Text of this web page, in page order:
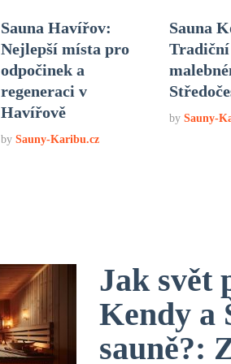
Sauna Havířov:
Nejlepší místa pro
odpočinek a
regeneraci v
Havířově
by Sauny-Karibu.cz
Sauna
Tradiční
by Sauny-
Jak svět
Kendy a
sauně?: